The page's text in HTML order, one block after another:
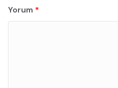
Yorum *